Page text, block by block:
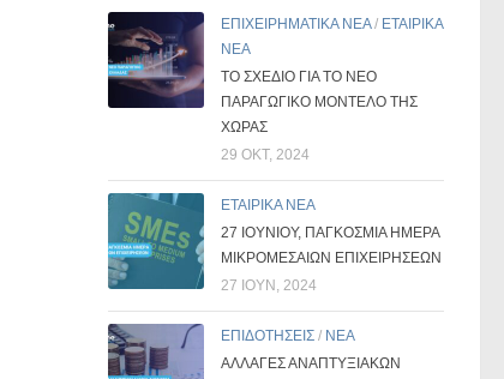
ΕΠΙΧΕΙΡΗΜΑΤΙΚΑ ΝΕΑ/ ΕΤΑΙΡΙΚΑ
ΝΕΑ
ΤΟ ΣΧΈΔΙΟ ΓΙΑ ΤΟ ΝΈΟ
ΠΑΡΑΓΩΓΙΚΌ ΜΟΝΤΈΛΟ ΤΗΣ
ΧΏΡΑΣ
29 ΟΚΤ, 2024
ΕΤΑΙΡΙΚΑ ΝΕΑ
27 ΙΟΥΝΊΟΥ, ΠΑΓΚΌΣΜΙΑ ΗΜΈΡΑ
ΜΙΚΡΟΜΕΣΑΊΩΝ ΕΠΙΧΕΙΡΉΣΕΩΝ
27 ΙΟΎΝ, 2024
ΕΠΙΔΟΤΗΣΕΙΣ / ΝΕΑ
ΑΛΛΑΓΕΣ ΑΝΑΠΤΥΞΙΑΚΩΝ